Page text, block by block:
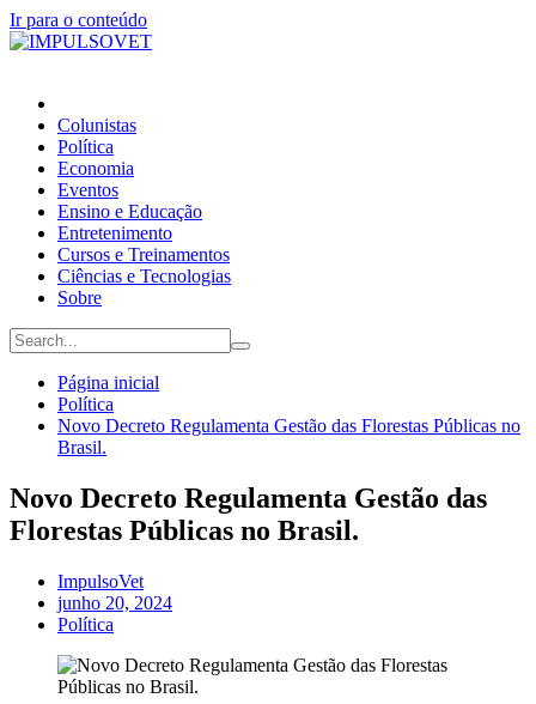
Ir para o conteúdo
Colunistas
Política
Economia
Eventos
Ensino e Educação
Entretenimento
Cursos e Treinamentos
Ciências e Tecnologias
Sobre
Página inicial
Política
Novo Decreto Regulamenta Gestão das Florestas Públicas no
Brasil.
Novo Decreto Regulamenta Gestão das
Florestas Públicas no Brasil.
ImpulsoVet
junho 20, 2024
Política